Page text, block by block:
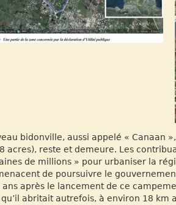
bidonville, aussi appelé « Canaan
acres), reste et demeure. Les
de millions » pour urbaniser la
de poursuivre le
ans après le lancement de ce
qu’il abritait autrefois, à environ 18